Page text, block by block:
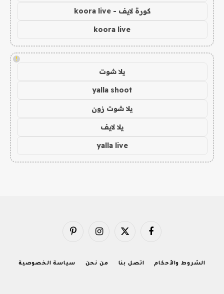
كورة لايف - koora live
koora live
!
يلا شوت
yalla shoot
يلا شوت زون
يلا لايف
yalla live
فيسبوك X
الانستغرامبينتيريست
الشروط والأحكام اتصل بنا من نحن سياسة الخصوصية